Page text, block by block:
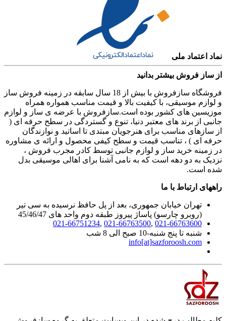
نماد اعتماد ملی
از ساز فروش بیشتر بدانید
فروشگاه سازفروش با بیش از 18 سال سابقه در زمینه فروش ساز
و لوازم موسیقی، با کیفیت بالا و قیمت مناسب همواره همراه
موزیسین های کشور بوده است.سازفروش با عرضه ی ساز و لوازم
جانبی از برند های معتبر دنیا، تنوع و گستردگی در سطح حرفه ای (
از سازهای مناسب برای هنرجویان مبتدی تا اساتید و نوازندگان
حرفه ای ) ، تناسب قیمت و سطح کیفی محصول و ارائه ی مشاوره
در زمینه خرید ساز و لوازم جانبی توسط کادر مجرب فروش ،
نزدیک به دو دهه است که به نامی آشنا برای اهالی موسیقی بدل
شده است.
راههای ارتباط با ما
تهران خیابان جمهوری، بعد از پل حافظ نرسیده به سی تیر
(روبرو چارسو) پاساژ پیروز طبقه دوم واحد های 45/46/47
021-66763600
,
021-66763500
,
021-66751234
شنبه تا پنج شنبه-10 صبح الی 8 شب
info[at]sazforoosh.com